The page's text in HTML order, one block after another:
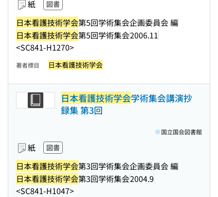
紙 図書
日本看護技術学会第5回学術集会企画委員会 編
日本看護技術学会第5回学術集会2006.11
<SC841-H1270>
著者標目 日本看護技術学会
日本看護技術学会学術集会講演抄
録集 第3回
紙 図書
日本看護技術学会第3回学術集会企画委員会 編
日本看護技術学会第3回学術集会2004.9
<SC841-H1047>
国立国会図書館